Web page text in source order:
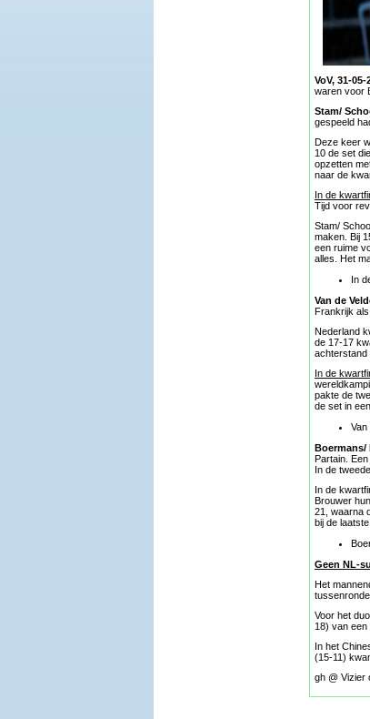
VoV, 31-
waren voor
Stam/
gespeeld
Deze keer
10 de set
opzetten
naar de
In de
Tijd voor
Stam/
maken. Bij
een ruime
alles. Het
In
Van de
Frankrijk
Nederland
de 17-17
achterstand
In de
pakte de
de set in
Boermans/
Partain.
In de
In de
Brouwer
21, waarna
bij de
Geen NL-
Het
Voor het
18) van
In het
(15-11)
gh @ Vizier